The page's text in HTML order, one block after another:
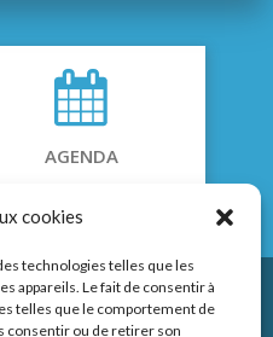
cookies
technologies telles que les
appareils. Le fait de consentir à
telles que le comportement de
consentir ou de retirer son
AGENDA